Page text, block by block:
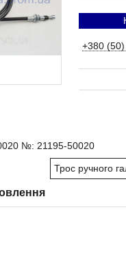
+380
№: 21195-50020
Трос ручного